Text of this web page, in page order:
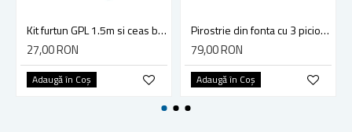
Kit furtun GPL 1.5m si ceas butelie
27,00 RON
Adaugă în Coş
Pirostrie din fonta cu 3 picioare, diametru 28 cm
79,00 RON
Adaugă în Coş